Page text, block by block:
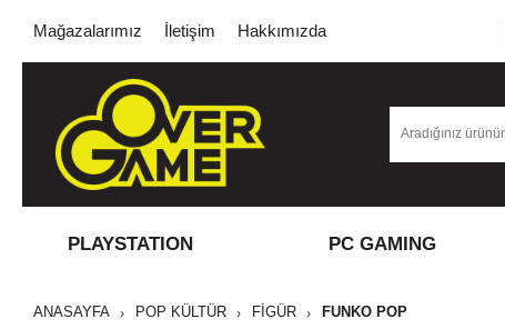
Mağazalarımız İletişim Hakkımızda
PLAYSTATION PC GAMING
ANASAYFA POP KÜLTÜR FİGÜR FUNKO POP